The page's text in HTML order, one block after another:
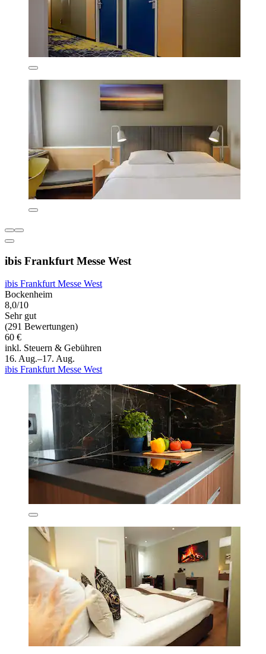
ibis Frankfurt Messe West
ibis Frankfurt Messe West
Bockenheim
8,0/10
Sehr gut
(291 Bewertungen)
60 €
inkl. Steuern & Gebühren
16. Aug.–17. Aug.
ibis Frankfurt Messe West